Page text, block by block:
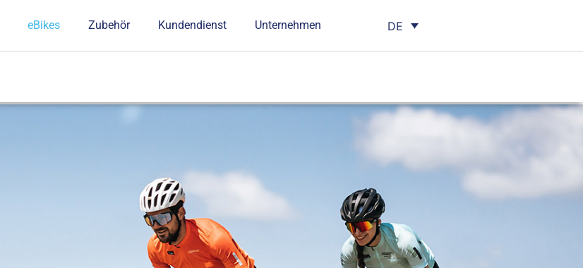
eBikes Zubehör Kundendienst Unternehmen DE